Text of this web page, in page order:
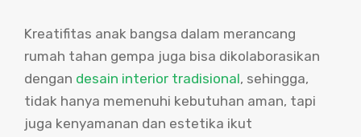
Kreatifitas anak bangsa dalam merancang
rumah tahan gempa juga bisa dikolaborasikan
dengan desain interior tradisional, sehingga,
tidak hanya memenuhi kebutuhan aman, tapi
juga kenyamanan dan estetika ikut